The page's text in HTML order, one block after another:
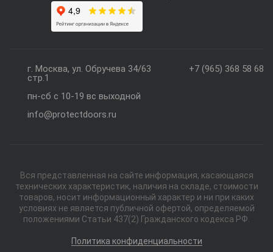
+7 (965) 368 58 68
г. Москва, ул. Обручева 34/63
стр.1
пн-сб с 10-19 вс выходной
info@protectdoors.ru
Вся представленная на сайте информация, касающаяся
технических характеристик, наличия на складе, стоимости
товаров, носит информационный характер и ни при каких
условиях не является публичной офертой, определяемой
положениями Статьи 437(2) Гражданского кодекса РФ.
Политика конфиденциальности